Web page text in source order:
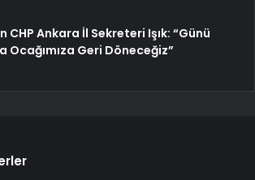
CHP Ankara İl Sekreteri Işık: “Günü
Ocağımıza Geri Döneceğiz”